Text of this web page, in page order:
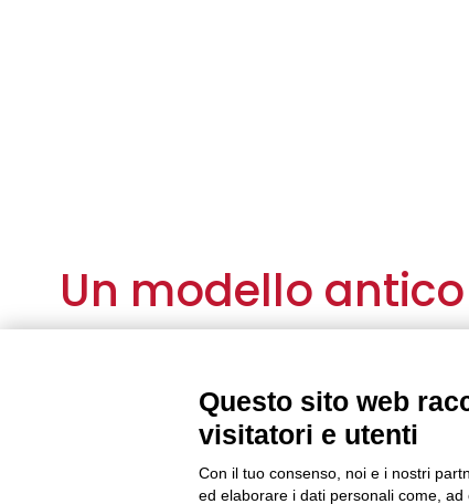
Un modello antico
cooperazione efficace per contrastare le
economiche e sociali che influenzano
sia delle comunità rurali sia delle comunità
Questo fenomeno, che sembra essere nuovo,
Questo sito web
visitatori e utenti
Con il tuo consenso, noi e i nostri
ed elaborare i dati personali come,